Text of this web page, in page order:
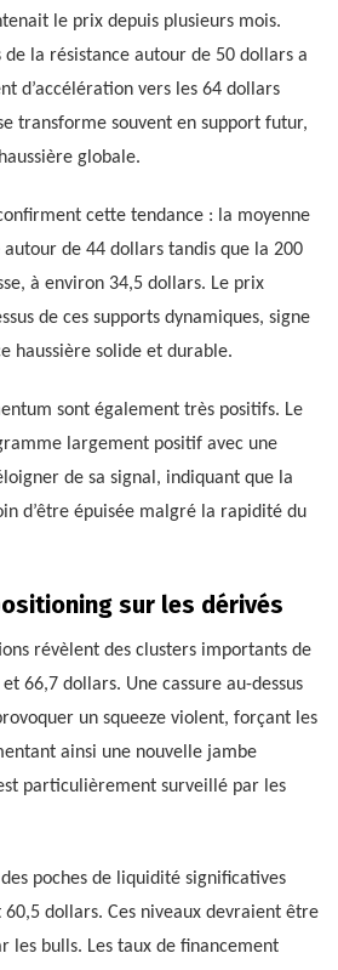
le prix depuis plusieurs mois.
de la résistance autour de 50 dollars a
d’accélération vers les 64 dollars
transforme souvent en support futur,
globale.
cette tendance : la moyenne
de 44 dollars tandis que la 200
à environ 34,5 dollars. Le prix
de ces supports dynamiques, signe
haussière solide et durable.
sont également très positifs. Le
largement positif avec une
de sa signal, indiquant que la
d’être épuisée malgré la rapidité du
sur les dérivés
révèlent des clusters importants de
66,7 dollars. Une cassure au-dessus
un squeeze violent, forçant les
ainsi une nouvelle jambe
particulièrement surveillé par les
poches de liquidité significatives
dollars. Ces niveaux devraient être
les bulls. Les taux de financement